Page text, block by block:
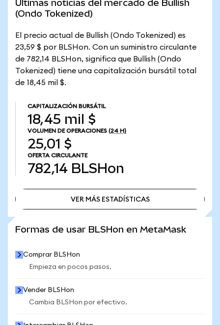
Últimas noticias del mercado de Bullish
(Ondo Tokenized)
El precio actual de Bullish (Ondo Tokenized) es
23,59 $ por BLSHon. Con un suministro circulante
de 782,14 BLSHon, significa que Bullish (Ondo
Tokenized) tiene una capitalización bursátil total
de 18,45 mil $.
CAPITALIZACIÓN BURSÁTIL
18,45 mil $
VOLUMEN DE OPERACIONES (24 H)
25,01 $
OFERTA CIRCULANTE
782,14 BLSHon
VER MÁS ESTADÍSTICAS
Formas de usar BLSHon en MetaMask
Comprar BLSHon
Empieza en pocos pasos.
Vender BLSHon
Cambia BLSHon por efectivo.